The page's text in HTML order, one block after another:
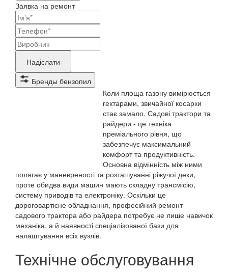
Заявка на ремонт
Ваші
контактні
дані
Назва
бренду
продукту,
що
Надіслати
Бренды бензопил
Коли площа газону вимірюється
гектарами, звичайної косарки
стає замало. Садові трактори та
райдери - це техніка
преміального рівня, що
забезпечує максимальний
комфорт та продуктивність.
Основна відмінність між ними
полягає у маневреності та розташуванні ріжучої деки,
проте обидва види машин мають складну трансмісію,
систему приводів та електроніку. Оскільки це
дороговартісне обладнання, професійний ремонт
садового трактора або райдера потребує не лише навичок
механіка, а й наявності спеціалізованої бази для
налаштування всіх вузлів.
Технічне обслуговування